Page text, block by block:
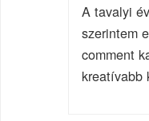
A tavalyi
szerintem
comment
kreatívabb